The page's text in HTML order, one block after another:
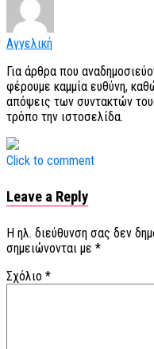
Αγγελική
Για άρθρα που
φέρουμε καμμία ευθύνη,
απόψεις των συντακτών
τρόπο την ιστοσελίδα.
Click to comment
Leave a Reply
Η ηλ. διεύθυνση σας δεν
σημειώνονται με *
Σχόλιο *